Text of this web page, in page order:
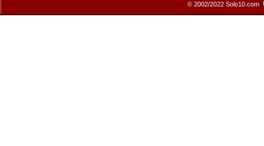
© 2002/2022 Solo10.com